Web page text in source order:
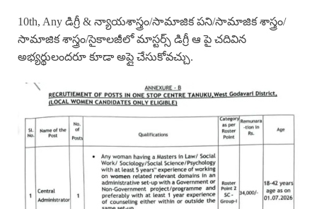
10th, Any డిగ్రీ & న్యాయశాస్త్రం/సామాజిక పని/సామాజిక శాస్త్రం/
సామాజిక శాస్త్రం/సైకాలజీలో మాస్టర్స్ డిగ్రీ ఆ పై చదివిన
అభ్యర్థులందరూ కూడా అప్లై చేసుకోవచ్చు.